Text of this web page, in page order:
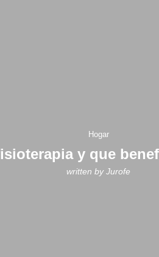
Hogar
y que
written byJurofe